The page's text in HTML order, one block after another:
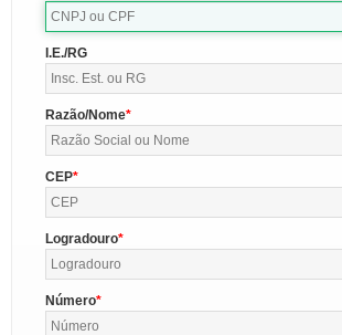
I.E./RG
Razão/Nome
CEP
Logradouro
Número